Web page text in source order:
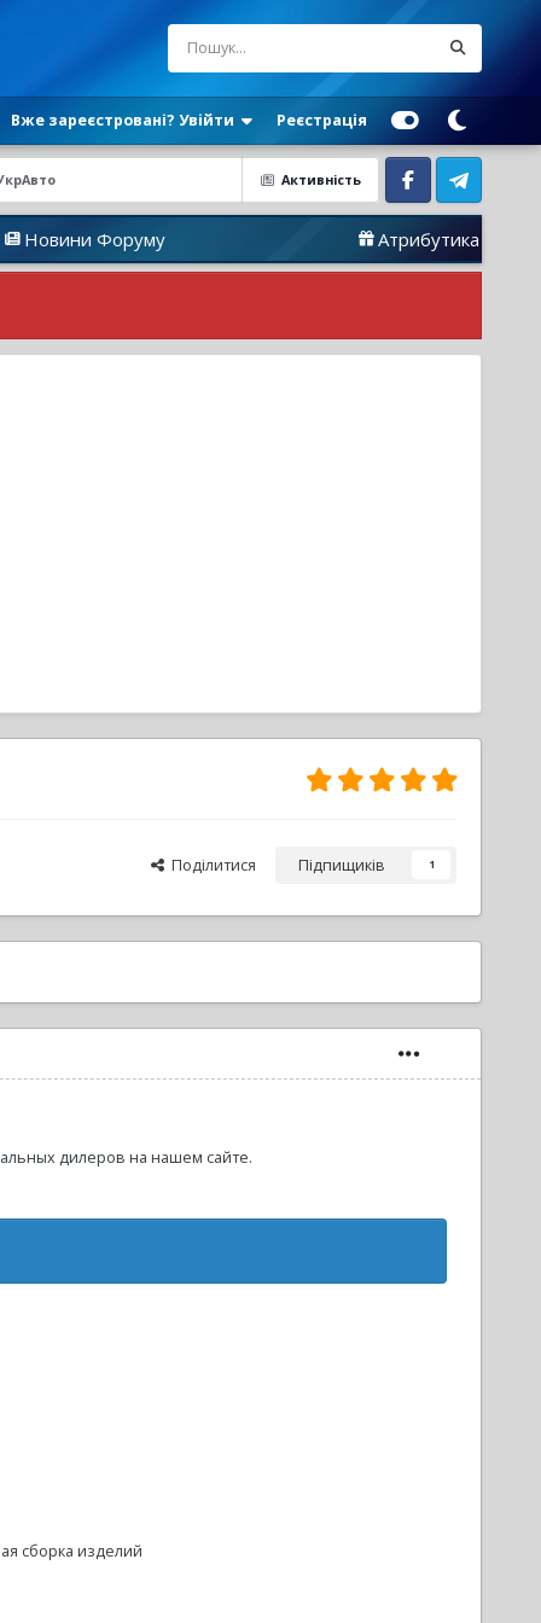
Вже зареєстровані? Увійти Реєстрація
Активність
Facebook Telegram
Атрибутика
Поділитися Підпищиків 1
дилеров на нашем сайте.
сборка изделий